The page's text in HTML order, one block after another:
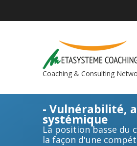
Coaching & Consulting
- Vulnérabilité,
systémique
La position basse du
la façon d'une